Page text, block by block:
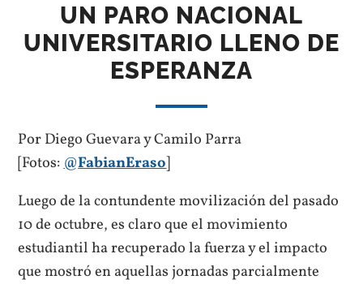
UN PARO NACIONAL
UNIVERSITARIO LLENO DE
ESPERANZA
Por Diego Guevara y Camilo Parra
[Fotos:@FabianEraso]
Luego de la contundente movilización del pasado
10 de octubre, es claro que el movimiento
estudiantil ha recuperado la fuerza y el impacto
que mostró en aquellas jornadas parcialmente